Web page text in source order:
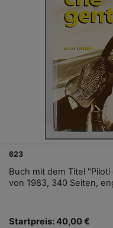
623
Buch mit dem Titel
von 1983, 340 Seiten,
Startpreis: 40,00 €